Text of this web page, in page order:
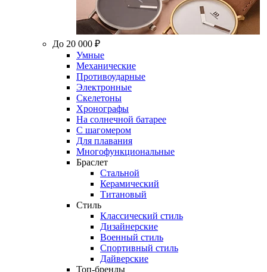
До 20 000 ₽
Умные
Механические
Противоударные
Электронные
Скелетоны
Хронографы
На солнечной батарее
С шагомером
Для плавания
Многофункциональные
Браслет
Стальной
Керамический
Титановый
Стиль
Классический стиль
Дизайнерские
Военный стиль
Спортивный стиль
Дайверские
Топ-бренды